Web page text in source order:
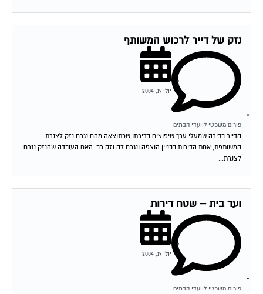
נזק של דייר לרכוש המשותף
פורום משפטי לוועדי הבתים
יולי 19, 2004
הדייר בדירה שמעלי ערך שיפוצים בדירתו שכתוצאה מהם נגרם נזק לצנרת
המשותפת, אחת הדירות בבניין הוצפה ונגרם לה נזק רב. האם העובדה שהנזק נגרם
לצנרת...
ועד בית – שטח דירות
פורום משפטי לוועדי הבתים
יולי 19, 2004